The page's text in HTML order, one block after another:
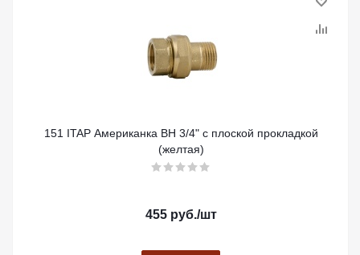
151 ITAP Американка ВН 3/4" с плоской прокладкой
(желтая)
455руб./шт